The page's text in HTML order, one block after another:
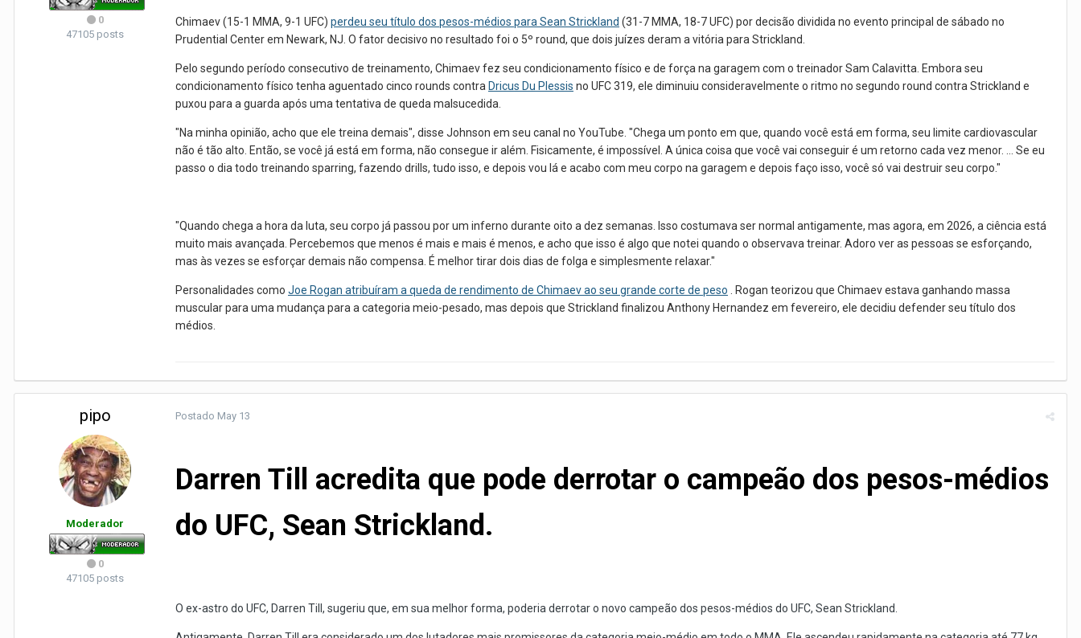
0
47105 posts
Chimaev (15-1 MMA, 9-1 UFC) perdeu seu título dos pesos-médios para Sean Strickland (31-7 MMA, 18-7 UFC) por decisão dividida no evento principal de sábado no
Prudential Center em Newark, NJ. O fator decisivo no resultado foi o 5º round, que dois juízes deram a vitória para Strickland.
Pelo segundo período consecutivo de treinamento, Chimaev fez seu condicionamento físico e de força na garagem com o treinador Sam Calavitta. Embora seu
condicionamento físico tenha aguentado cinco rounds contra Dricus Du Plessis no UFC 319, ele diminuiu consideravelmente o ritmo no segundo round contra Strickland e
puxou para a guarda após uma tentativa de queda malsucedida.
"Na minha opinião, acho que ele treina demais", disse Johnson em seu canal no YouTube. "Chega um ponto em que, quando você está em forma, seu limite cardiovascular
não é tão alto. Então, se você já está em forma, não consegue ir além. Fisicamente, é impossível. A única coisa que você vai conseguir é um retorno cada vez menor. ... Se eu
passo o dia todo treinando sparring, fazendo drills, tudo isso, e depois vou lá e acabo com meu corpo na garagem e depois faço isso, você só vai destruir seu corpo."
"Quando chega a hora da luta, seu corpo já passou por um inferno durante oito a dez semanas. Isso costumava ser normal antigamente, mas agora, em 2026, a ciência está
muito mais avançada. Percebemos que menos é mais e mais é menos, e acho que isso é algo que notei quando o observava treinar. Adoro ver as pessoas se esforçando,
mas às vezes se esforçar demais não compensa. É melhor tirar dois dias de folga e simplesmente relaxar."
Personalidades como Joe Rogan atribuíram a queda de rendimento de Chimaev ao seu grande corte de peso
. Rogan teorizou que Chimaev estava ganhando massa
muscular para uma mudança para a categoria meio-pesado, mas depois que Strickland finalizou Anthony Hernandez em fevereiro, ele decidiu defender seu título dos
médios.
pipo
Moderador
0
47105 posts
Postado May 13
Darren Till acredita que pode derrotar o campeão dos pesos-médios
do UFC, Sean Strickland.
O ex-astro do UFC, Darren Till, sugeriu que, em sua melhor forma, poderia derrotar o novo campeão dos pesos-médios do UFC, Sean Strickland.